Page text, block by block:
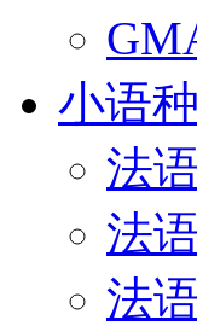
小语种
法
法
法